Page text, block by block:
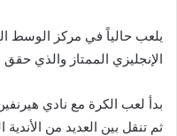
يلعب حالياً في مركز الوسط
الإنجليزي الممتاز والذي
ثم تنقل بين العديد من الأندية